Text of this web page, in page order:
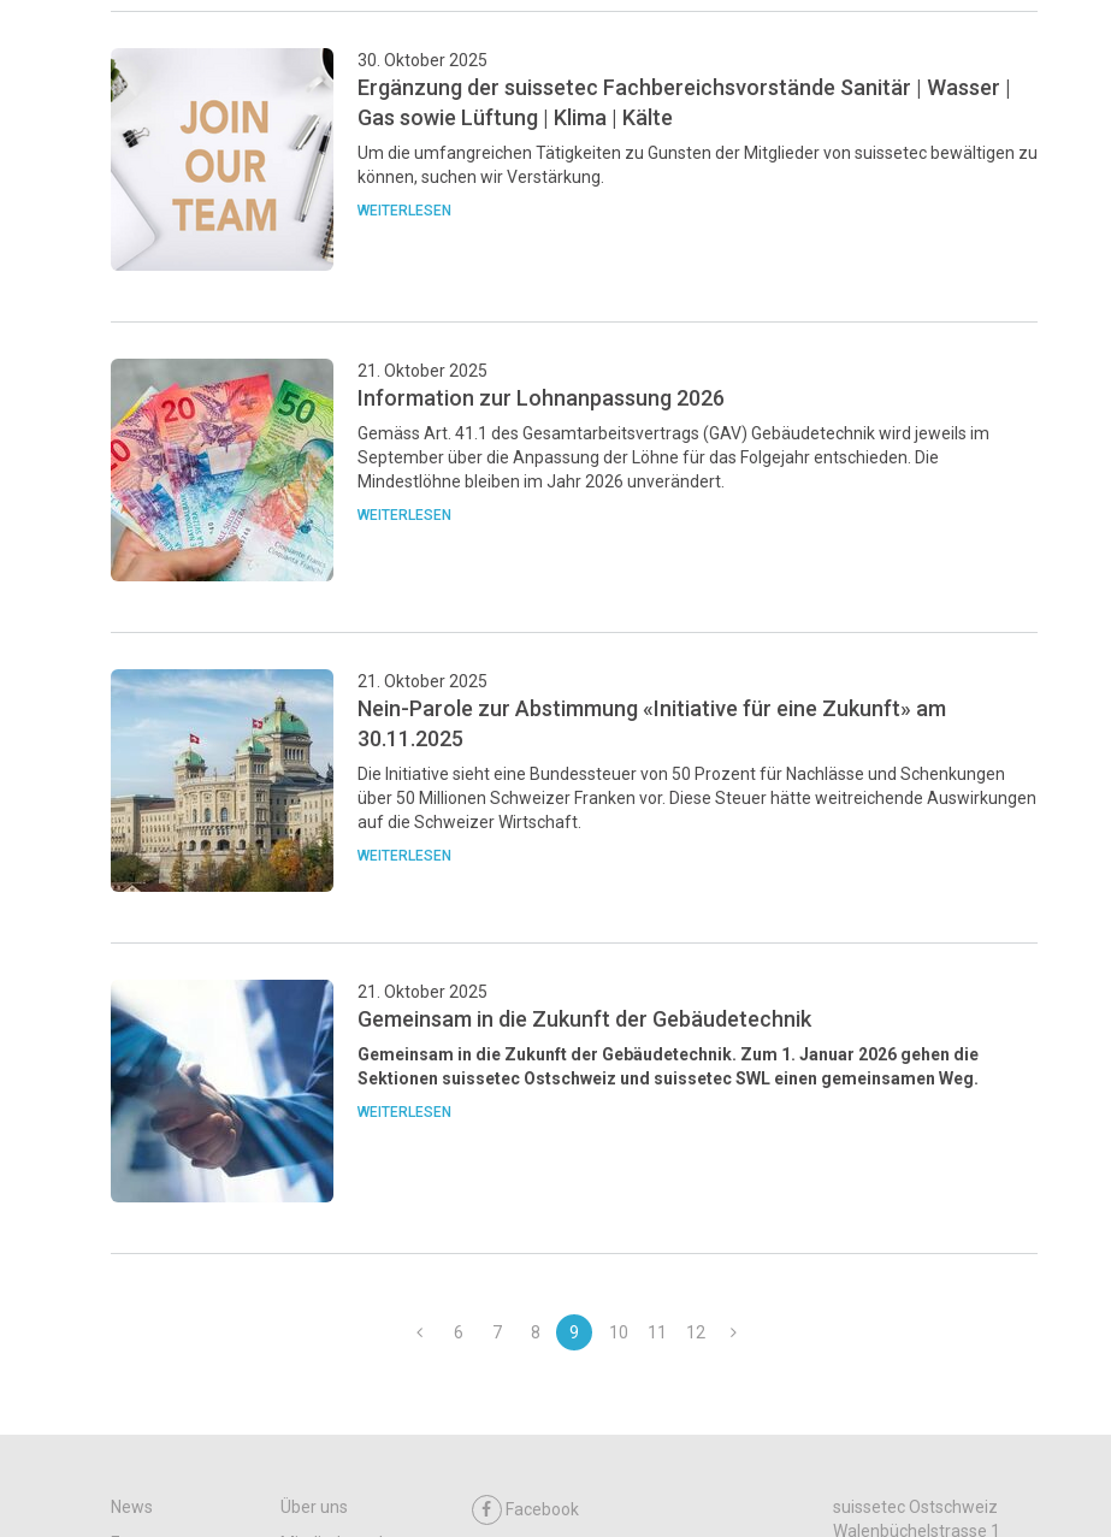
30. Oktober 2025
Ergänzung der suissetec Fachbereichsvorstände Sanitär | Wasser |
Gas sowie Lüftung | Klima | Kälte
Um die umfangreichen Tätigkeiten zu Gunsten der Mitglieder von suissetec bewältigen zu
können, suchen wir Verstärkung.
WEITERLESEN
21. Oktober 2025
Information zur Lohnanpassung 2026
Gemäss Art. 41.1 des Gesamtarbeitsvertrags (GAV) Gebäudetechnik wird jeweils im
September über die Anpassung der Löhne für das Folgejahr entschieden. Die
Mindestlöhne bleiben im Jahr 2026 unverändert.
WEITERLESEN
21. Oktober 2025
Nein-Parole zur Abstimmung «Initiative für eine Zukunft» am
30.11.2025
Die Initiative sieht eine Bundessteuer von 50 Prozent für Nachlässe und Schenkungen
über 50 Millionen Schweizer Franken vor. Diese Steuer hätte weitreichende Auswirkungen
auf die Schweizer Wirtschaft.
WEITERLESEN
21. Oktober 2025
Gemeinsam in die Zukunft der Gebäudetechnik
Gemeinsam in die Zukunft der Gebäudetechnik. Zum 1. Januar 2026 gehen die
Sektionen suissetec Ostschweiz und suissetec SWL einen gemeinsamen Weg.
WEITERLESEN
6 7 8 9 10 11 12
News
Über uns
Facebook
suissetec Ostschweiz
Walenbüchelstrasse 1